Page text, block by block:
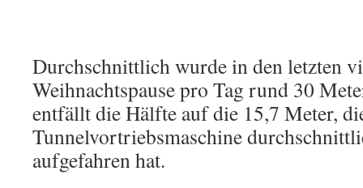
Durchschnittlich wurde in den letzten
Weihnachtspause pro Tag rund 30
entfällt die Hälfte auf die 15,7 Meter,
Tunnelvortriebsmaschine
aufgefahren hat.